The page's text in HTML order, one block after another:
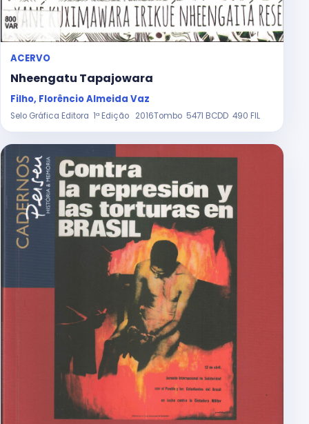
ACERVO
Nheengatu Tapajowara
Filho, Florêncio Almeida Vaz
Selo Gráfica Editora 1ª Edição 2016Tombo 5471 BCDD 490 FIL